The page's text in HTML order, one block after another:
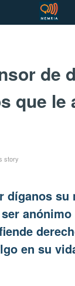
de
que le
story
díganos su
en su